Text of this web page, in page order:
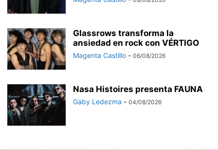
Glassrows transforma la
ansiedad en rock con VÉRTIGO
Magenta Castillo - 06/08/2026
Nasa Histoires presenta FAUNA
Gaby Ledezma - 04/08/2026